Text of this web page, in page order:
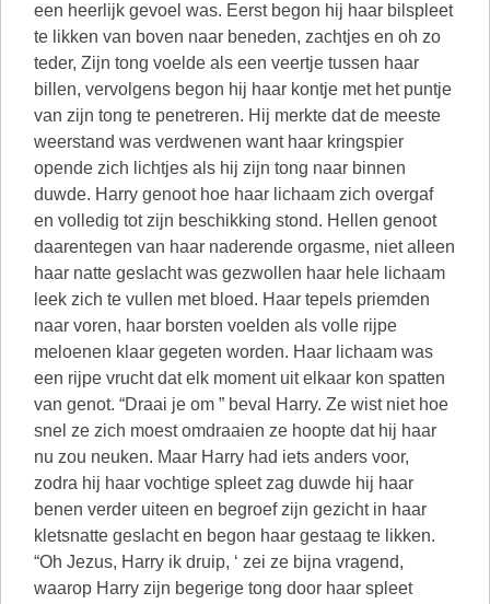
een heerlijk gevoel was. Eerst begon hij haar bilspleet
te likken van boven naar beneden, zachtjes en oh zo
teder, Zijn tong voelde als een veertje tussen haar
billen, vervolgens begon hij haar kontje met het puntje
van zijn tong te penetreren. Hij merkte dat de meeste
weerstand was verdwenen want haar kringspier
opende zich lichtjes als hij zijn tong naar binnen
duwde. Harry genoot hoe haar lichaam zich overgaf
en volledig tot zijn beschikking stond. Hellen genoot
daarentegen van haar naderende orgasme, niet alleen
haar natte geslacht was gezwollen haar hele lichaam
leek zich te vullen met bloed. Haar tepels priemden
naar voren, haar borsten voelden als volle rijpe
meloenen klaar gegeten worden. Haar lichaam was
een rijpe vrucht dat elk moment uit elkaar kon spatten
van genot. “Draai je om ” beval Harry. Ze wist niet hoe
snel ze zich moest omdraaien ze hoopte dat hij haar
nu zou neuken. Maar Harry had iets anders voor,
zodra hij haar vochtige spleet zag duwde hij haar
benen verder uiteen en begroef zijn gezicht in haar
kletsnatte geslacht en begon haar gestaag te likken.
“Oh Jezus, Harry ik druip, ‘ zei ze bijna vragend,
waarop Harry zijn begerige tong door haar spleet